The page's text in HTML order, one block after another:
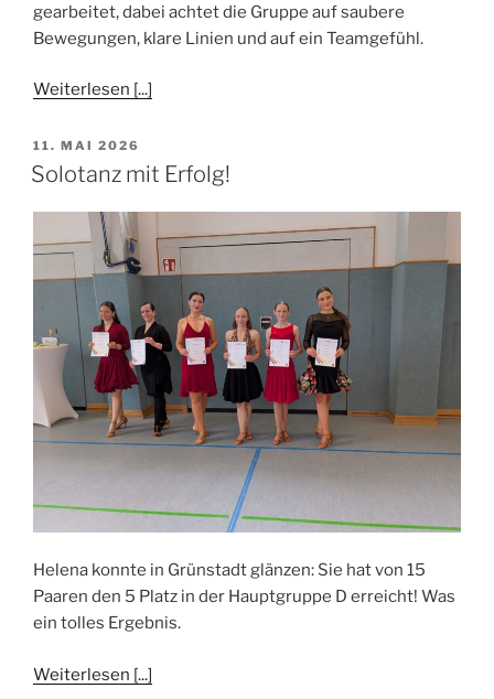
gearbeitet, dabei achtet die Gruppe auf saubere
Bewegungen, klare Linien und auf ein Teamgefühl.
Weiterlesen [...]
VERÖFFENTLICHT
AM
11. MAI 2026
Solotanz mit Erfolg!
Helena konnte in Grünstadt glänzen: Sie hat von 15
Paaren den 5 Platz in der Hauptgruppe D erreicht! Was
ein tolles Ergebnis.
Weiterlesen [...]